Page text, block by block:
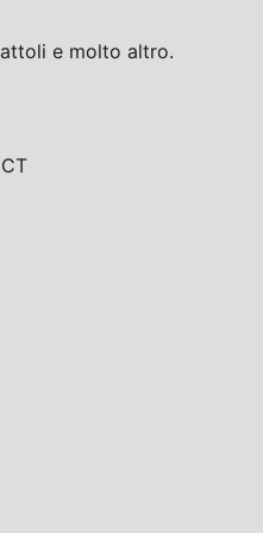
e molto altro.